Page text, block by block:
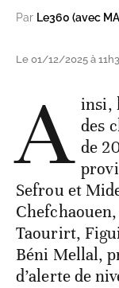
Par Le360 (avec
Le 01/12/2025 à
A insi,
des
de
Sefrou et
Taourirt,
Béni Mellal,
d’alerte de